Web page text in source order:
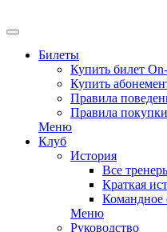
Билеты
Купить билет
Купить
Правила
Правила покупки
Меню
Клуб
История
Все
Краткая
Командное
Меню
Руководство